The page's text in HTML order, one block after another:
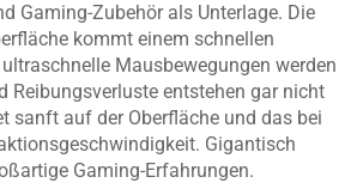
Gaming-Zubehör als Unterlage. Die
kommt einem schnellen
Mausbewegungen werden
Reibungsverluste entstehen gar nicht
sanft auf der Oberfläche und das bei
Gigantisch
Gaming-Erfahrungen.